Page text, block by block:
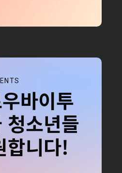
바이투
청소년들
합니다!